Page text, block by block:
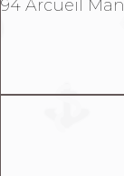
94 Arcueil